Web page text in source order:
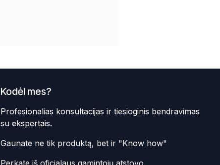
Kodėl mes?
Profesionalias konsultacijas ir tiesioginis bendravimas
su ekspertais.
Gaunate ne tik produktą, bet ir "Know how"